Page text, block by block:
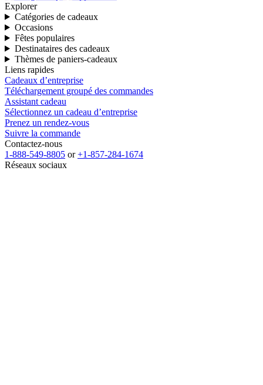
Explorer
Catégories de cadeaux
Occasions
Fêtes populaires
Destinataires des cadeaux
Thèmes de paniers-cadeaux
Liens rapides
Cadeaux d’entreprise
Téléchargement groupé des commandes
Assistant cadeau
Sélectionnez un cadeau d’entreprise
Prenez un rendez-vous
Suivre la commande
Contactez-nous
1-888-549-8805 or+1-857-284-1674
Réseaux sociaux